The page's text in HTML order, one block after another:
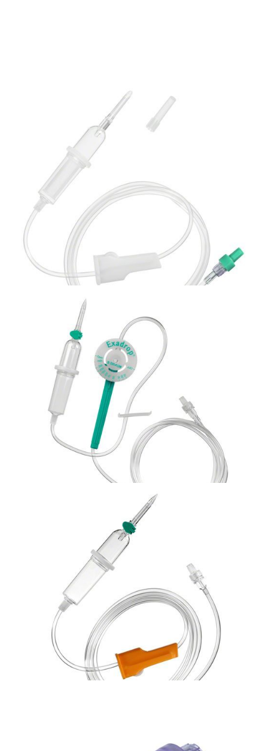
Bezpieczna linia naczyniowa
Zestaw do podawania krwi bez odpowietrznika
Sangofix
Bezpieczna linia naczyniowa
Zestaw do infuzji dożylnych z precyzyjnym
regulatorem przepływu grawitacyjnego Exadrop